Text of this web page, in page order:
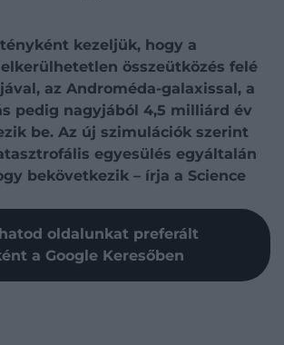
kezeljük, hogy a
összeütközés felé
az Androméda-galaxissal, a
pedig nagyjából 4,5 milliárd év
be. Az új szimulációk szerint
egyesülés egyáltalán
bekövetkezik – írja a Science
oldalunkat preferált
a Google Keresőben